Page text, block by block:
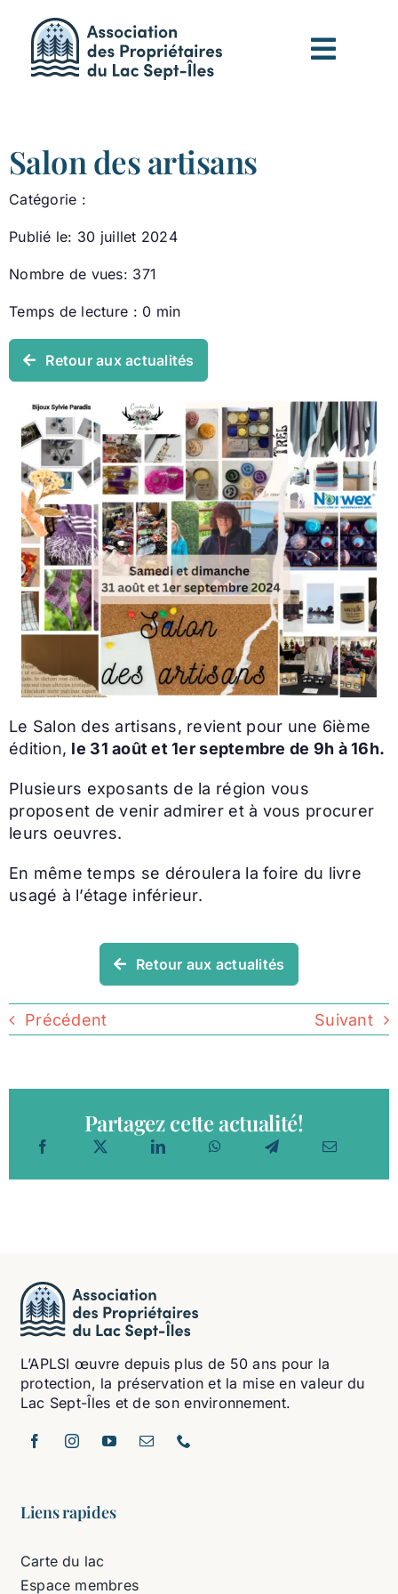
contenu
Salon des artisans
Catégorie :
Publié le: 30 juillet 2024
Nombre de vues: 371
Temps de lecture : 0 min
Retour aux actualités
Le Salon des artisans, revient pour une 6ième
édition, le 31 août et 1er septembre de 9h à 16h.
Plusieurs exposants de la région vous
proposent de venir admirer et à vous procurer
leurs oeuvres.
En même temps se déroulera la foire du livre
usagé à l’étage inférieur.
Retour aux actualités
Précédent Suivant
Partagez cette actualité!
L’APLSI œuvre depuis plus de 50 ans pour la
protection, la préservation et la mise en valeur du
Lac Sept-Îles et de son environnement.
Liens rapides
Carte du lac
Espace membres